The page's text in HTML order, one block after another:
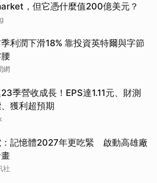
，但它憑什麼值200億美元？
利潤下滑18% 靠投資英特爾與字節
網
季營收成長！EPS達1.11元、財測
獲利超預期
：記憶體2027年更吃緊 啟動高雄廠
社